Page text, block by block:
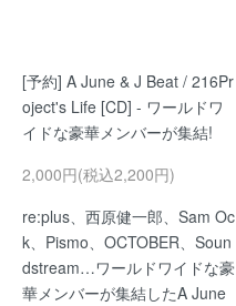
[予約] A June & J Beat / 216Pr
oject's Life [CD] - ワールドワ
イドな豪華メンバーが集結!
2,000円(税込2,200円)
re:plus、西原健一郎、Sam Oc
k、Pismo、OCTOBER、Soun
dstream…ワールドワイドな豪
華メンバーが集結したA June